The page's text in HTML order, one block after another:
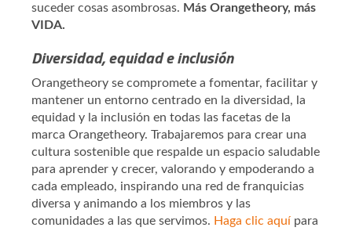
suceder cosas asombrosas. Más Orangetheory, más
VIDA.
Diversidad, equidad e inclusión
Orangetheory se compromete a fomentar, facilitar y
mantener un entorno centrado en la diversidad, la
equidad y la inclusión en todas las facetas de la
marca Orangetheory. Trabajaremos para crear una
cultura sostenible que respalde un espacio saludable
para aprender y crecer, valorando y empoderando a
cada empleado, inspirando una red de franquicias
diversa y animando a los miembros y las
comunidades a las que servimos. Haga clic aquí para